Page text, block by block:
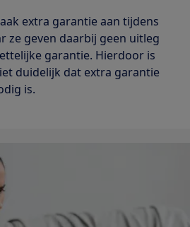
extra garantie aan tijdens
ze geven daarbij geen uitleg
garantie. Hierdoor is
duidelijk dat extra garantie
is.